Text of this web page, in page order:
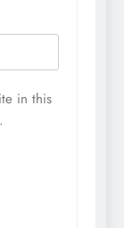
in this